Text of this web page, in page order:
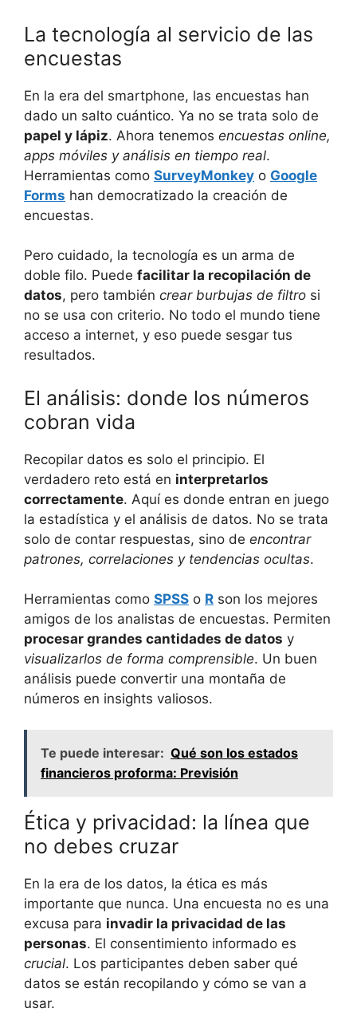
La tecnología al servicio de las
encuestas
En la era del smartphone, las encuestas han
dado un salto cuántico. Ya no se trata solo de
papel y lápiz. Ahora tenemos encuestas online,
apps móviles y análisis en tiempo real.
Herramientas como SurveyMonkey o Google
Forms han democratizado la creación de
encuestas.
Pero cuidado, la tecnología es un arma de
doble filo. Puede facilitar la recopilación de
datos, pero también crear burbujas de filtro si
no se usa con criterio. No todo el mundo tiene
acceso a internet, y eso puede sesgar tus
resultados.
El análisis: donde los números
cobran vida
Recopilar datos es solo el principio. El
verdadero reto está en interpretarlos
correctamente. Aquí es donde entran en juego
la estadística y el análisis de datos. No se trata
solo de contar respuestas, sino de encontrar
patrones, correlaciones y tendencias ocultas.
Herramientas como SPSS o R son los mejores
amigos de los analistas de encuestas. Permiten
procesar grandes cantidades de datos y
visualizarlos de forma comprensible. Un buen
análisis puede convertir una montaña de
números en insights valiosos.
Te puede interesar: Qué son los estados
financieros proforma: Previsión
Ética y privacidad: la línea que
no debes cruzar
En la era de los datos, la ética es más
importante que nunca. Una encuesta no es una
excusa para invadir la privacidad de las
personas. El consentimiento informado es
crucial. Los participantes deben saber qué
datos se están recopilando y cómo se van a
usar.